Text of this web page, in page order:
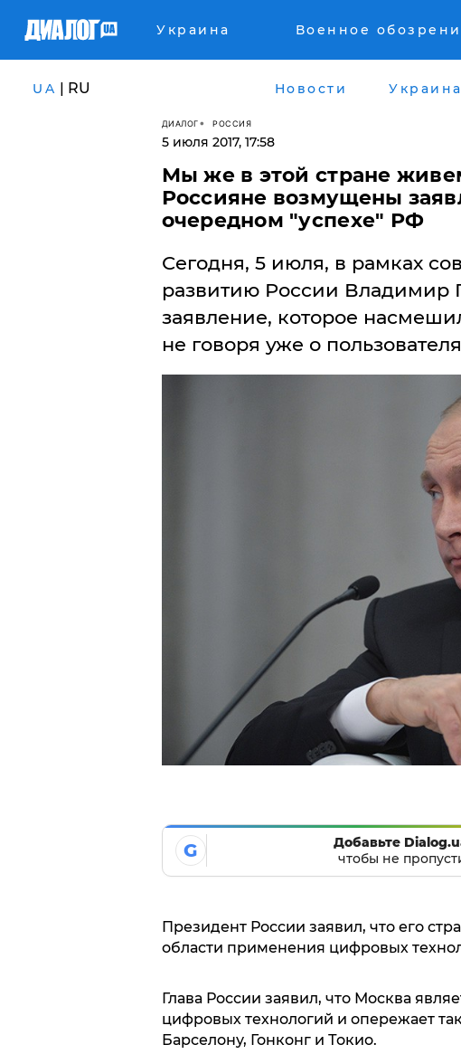
Украина Военное
UA | RU Новости Украина
ДИАЛОГ РОССИЯ
5 июля 2017, 17:58
​Мы же в этой стране
Россияне возмущены
очередном "успехе" РФ
Сегодня, 5 июля, в рамках
развитию России Владимир
заявление, которое
не говоря уже о
G
Добавьте
чтобы не
Президент России заявил, что его
области применения цифровых
Глава России заявил, что Москва
цифровых технологий и опережает
Барселону, Гонконг и Токио.